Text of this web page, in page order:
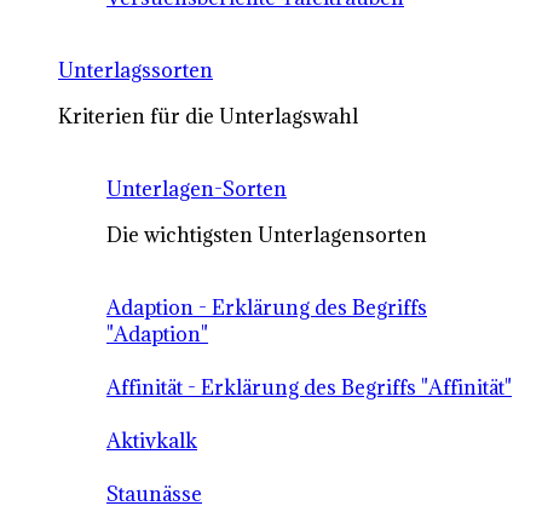
Unterlagssorten
Kriterien für die Unterlagswahl
Unterlagen-Sorten
Die wichtigsten Unterlagensorten
Adaption - Erklärung des Begriffs
"Adaption"
Affinität - Erklärung des Begriffs "Affinität"
Aktivkalk
Staunässe